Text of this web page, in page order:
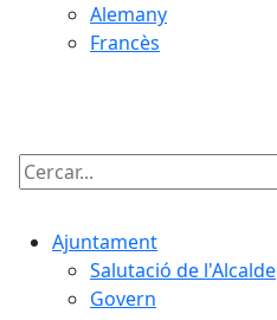
Alemany
Francès
Cercar:
Ajuntament
Salutació de l'Alcalde
Govern